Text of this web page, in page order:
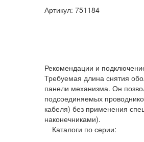
Артикул: 751184
Рекомендации и
Требуемая длина снятия
панели механизма. Он
подсоединяемых
кабеля) без применения
наконечниками).
Каталоги по серии: